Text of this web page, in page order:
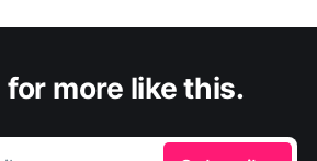
for more like this.